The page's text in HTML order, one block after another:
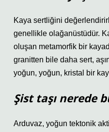
Kaya sertliğini
genellikle olağanüstüdür.
oluşan metamorfik bir
granitten bile daha sert,
yoğun, yoğun, kristal bir
Şist taşı nerede
Arduvaz, yoğun tektonik